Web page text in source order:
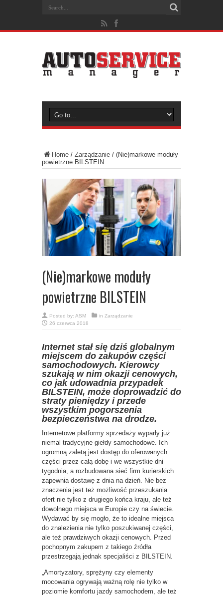
Home / Zarządzanie / (Nie)markowe moduły
powietrzne BILSTEIN
(Nie)markowe moduły
powietrzne BILSTEIN
Posted by: ASM in Zarządzanie
26 czerwca 2018
Internet stał się dziś globalnym
miejscem do zakupów części
samochodowych. Kierowcy
szukają w nim okazji cenowych,
co jak udowadnia przypadek
BILSTEIN, może doprowadzić do
straty pieniędzy i przede
wszystkim pogorszenia
bezpieczeństwa na drodze.
Internetowe platformy sprzedaży wyparły już
niemal tradycyjne giełdy samochodowe. Ich
ogromną zaletą jest dostęp do oferowanych
części przez całą dobę i we wszystkie dni
tygodnia, a rozbudowana sieć firm kurierskich
zapewnia dostawę z dnia na dzień. Nie bez
znaczenia jest też możliwość przeszukania
ofert nie tylko z drugiego końca kraju, ale też
dowolnego miejsca w Europie czy na świecie.
Wydawać by się mogło, że to idealne miejsca
do znalezienia nie tylko poszukiwanej części,
ale też prawdziwych okazji cenowych. Przed
pochopnym zakupem z takiego źródła
przestrzegają jednak specjaliści z BILSTEIN.
„Amortyzatory, sprężyny czy elementy
mocowania ogrywają ważną rolę nie tylko w
poziomie komfortu jazdy samochodem, ale też